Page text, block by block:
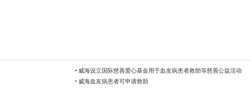
• 威海设立国际慈善爱心基金用于血友病患者救助等慈善公益活动
• 威海血友病患者可申请救助